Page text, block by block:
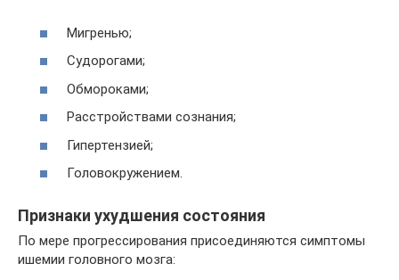
Мигренью;
Судорогами;
Обмороками;
Расстройствами сознания;
Гипертензией;
Головокружением.
Признаки ухудшения состояния
По мере прогрессирования присоединяются симптомы
ишемии головного мозга: